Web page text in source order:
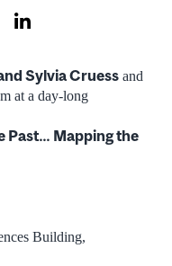
Sylvia Cruess and
at a day-long
Past… Mapping the
Building,